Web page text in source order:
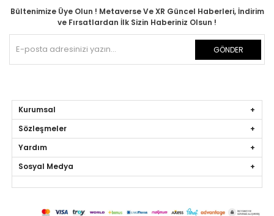
Bültenimize Üye Olun ! Metaverse Ve XR Güncel Haberleri, İndirim
ve Fırsatlardan İlk Sizin Haberiniz Olsun !
GÖNDER
Kurumsal
Sözleşmeler
Yardım
Sosyal Medya